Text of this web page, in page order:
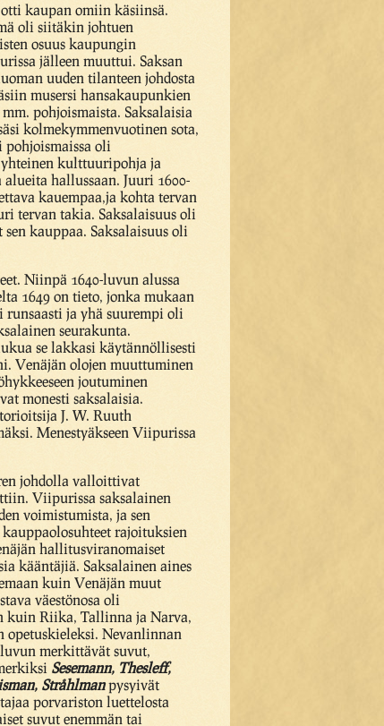
kaupan omiin käsiinsä.
oli siitäkin johtuen
osuus kaupungin
jälleen muuttui. Saksan
uuden tilanteen johdosta
musersi hansakaupunkien
pohjoismaista. Saksalaisia
kolmekymmenvuotinen sota,
oli
kulttuuripohja ja
hallussaan. Juuri 1600-
kauempaa,ja kohta tervan
tervan takia. Saksalaisuus oli
kauppaa. Saksalaisuus oli
Niinpä 1640-luvun alussa
1649 on tieto, jonka mukaan
ja yhä suurempi oli
seurakunta.
se lakkasi käytännöllisesti
Venäjän olojen muuttuminen
joutuminen
monesti saksalaisia.
J. W. Ruuth
Menestyäkseen Viipurissa
johdolla valloittivat
Viipurissa saksalainen
voimistumista, ja sen
rajoituksien
hallitusviranomaiset
kääntäjiä. Saksalainen aines
kuin Venäjän muut
väestönosa oli
kuin Riika, Tallinna ja Narva,
Nevanlinnan
merkittävät suvut,
Sesemann, Thesleff,
Stråhlmanpysyivät
porvariston luettelosta
suvut enemmän tai